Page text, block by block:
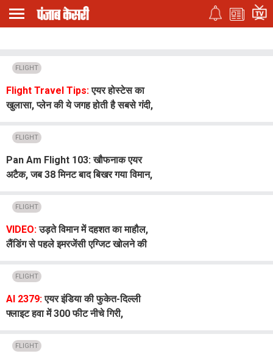
FLIGHT
Flight Travel Tips:एयर होस्टेस का
खुलासा, प्लेन की ये जगह होती है सबसे गंदी,
FLIGHT
Pan Am Flight 103: खौफनाक एयर
अटैक, जब 38 मिनट बाद बिखर गया विमान,
भी नहीं मिले सभी जवाब
FLIGHT
VIDEO:उड़ते विमान में दहशत का माहौल,
लैंडिंग से पहले इमरजेंसी एग्जिट खोलने की
FLIGHT
AI 2379:एयर इंडिया की फुकेत-दिल्ली
फ्लाइट हवा में 300 फीट नीचे गिरी,
FLIGHT